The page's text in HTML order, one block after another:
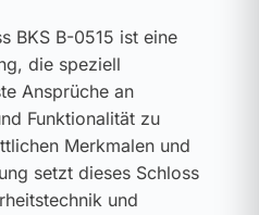
BKS B-0515 ist eine
die speziell
Ansprüche an
Funktionalität zu
Merkmalen und
setzt dieses Schloss
und